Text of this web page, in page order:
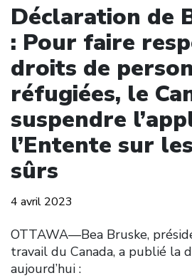
Déclaration de
: Pour faire
droits de
réfugiées, le
suspendre
l’Entente sur
sûrs
4 avril 2023
OTTAWA––Bea Bruske,
travail du Canada, a publié la
aujourd’hui :